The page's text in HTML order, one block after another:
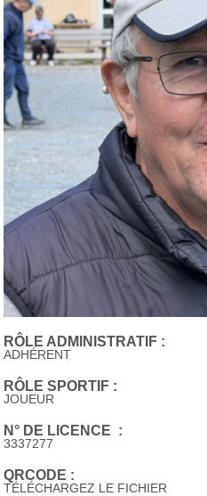
RÔLE ADMINISTRATIF :
ADHÉRENT
RÔLE SPORTIF :
JOUEUR
N° DE LICENCE :
3337277
QRCODE :
TÉLÉCHARGEZ LE FICHIER